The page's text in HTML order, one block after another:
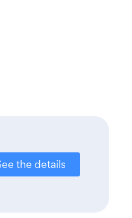
the details